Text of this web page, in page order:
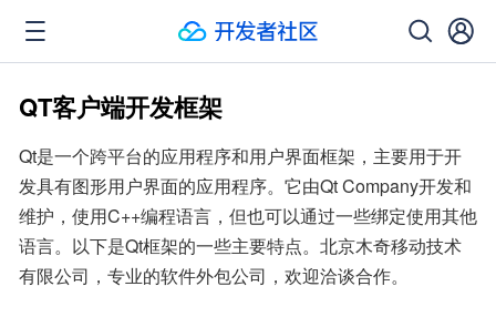
QT客户端开发框架
Qt是一个跨平台的应用程序和用户界面框架，主要用于开
发具有图形用户界面的应用程序。它由Qt Company开发和
维护，使用C++编程语言，但也可以通过一些绑定使用其他
语言。以下是Qt框架的一些主要特点。北京木奇移动技术
有限公司，专业的软件外包公司，欢迎洽谈合作。